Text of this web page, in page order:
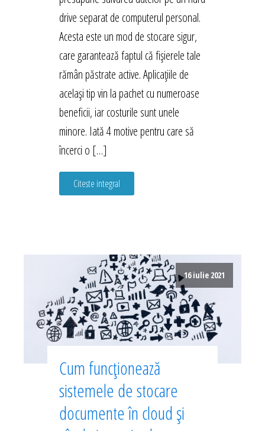
drive separat de computerul personal.
Acesta este un mod de stocare sigur,
care garantează faptul că fișierele tale
rămân păstrate active. Aplicațiile de
același tip vin la pachet cu numeroase
beneficii, iar costurile sunt unele
minore. Iată 4 motive pentru care să
încerci o […]
Citeste integral
16 iulie 2021
Cum funcționează
sistemele de stocare
documente în cloud și